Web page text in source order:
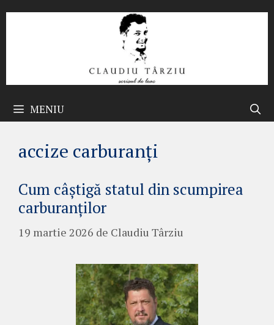
MENIU
accize carburanți
Cum câștigă statul din scumpirea
carburanților
19 martie 2026 de Claudiu Târziu